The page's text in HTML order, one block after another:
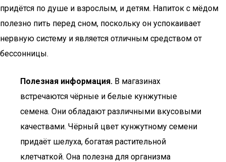
придётся по душе и взрослым, и детям. Напиток с мёдом
полезно пить перед сном, поскольку он успокаивает
нервную систему и является отличным средством от
бессонницы.
Полезная информация. В магазинах
встречаются чёрные и белые кунжутные
семена. Они обладают различными вкусовыми
качествами. Чёрный цвет кунжутному семени
придаёт шелуха, богатая растительной
клетчаткой. Она полезна для организма